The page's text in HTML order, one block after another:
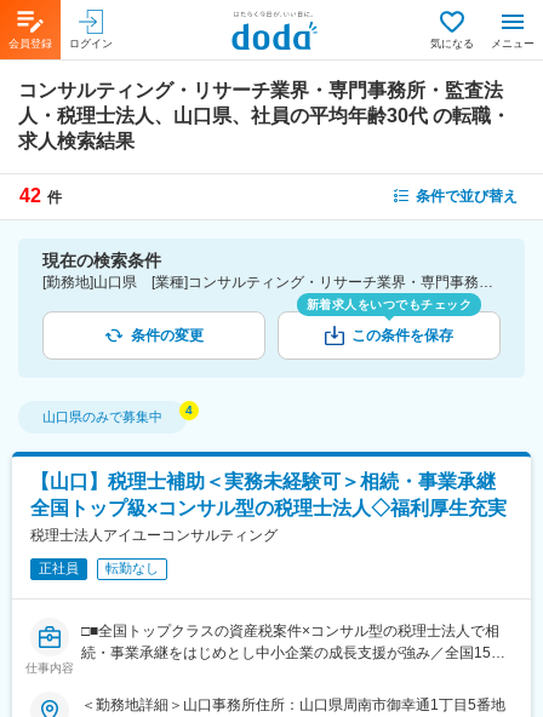
会員登録 ログイン 気になる メニュー
コンサルティング・リサーチ業界・専門事務所・監査法
人・税理士法人、山口県、社員の平均年齢30代 の転職・
求人検索結果
42 件 条件で並び替え
現在の検索条件
[勤務地]山口県 [業種]コンサルティング・リサーチ業界・専門事務所・監査法人・税理士法人 [詳細条件](社員の平均年齢)30代
条件の変更
新着求人をいつでもチェック
この条件を保存
山口県のみで募集中
【山口】税理士補助＜実務未経験可＞相続・事業承継
全国トップ級×コンサル型の税理士法人◇福利厚生充実
税理士法人アイユーコンサルティング
正社員 転勤なし
仕事内容
□■全国トップクラスの資産税案件×コンサル型の税理士法人で相
続・事業承継をはじめとし中小企業の成長支援が強み／全国15拠
境■□
＜勤務地詳細＞山口事務所住所：山口県周南市御幸通1丁目5番地